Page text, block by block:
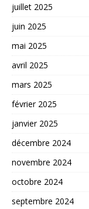
juillet 2025
juin 2025
mai 2025
avril 2025
mars 2025
février 2025
janvier 2025
décembre 2024
novembre 2024
octobre 2024
septembre 2024